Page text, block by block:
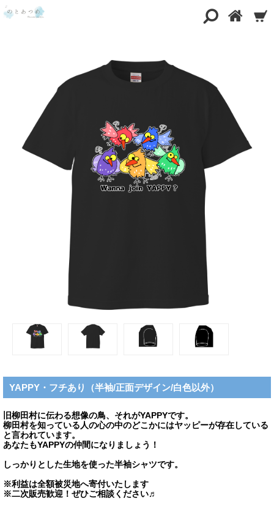
YAPPY・フチあり（半袖/正面デザイン/白色以外）
旧柳田村に伝わる想像の鳥、それがYAPPYです。
柳田村を知っている人の心の中のどこかにはヤッピーが存在している
と言われています。
あなたもYAPPYの仲間になりましょう！
しっかりとした生地を使った半袖シャツです。
※利益は全額被災地へ寄付いたします
※二次販売歓迎！ぜひご相談ください♬